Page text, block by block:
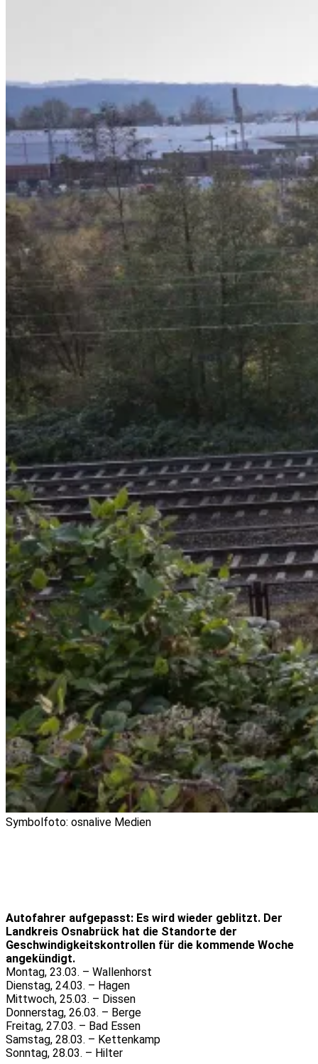
Symbolfoto: osnalive Medien
Autofahrer aufgepasst: Es wird wieder geblitzt. Der
Landkreis Osnabrück hat die Standorte der
Geschwindigkeitskontrollen für die kommende Woche
angekündigt.
Montag, 23.03. – Wallenhorst
Dienstag, 24.03. – Hagen
Mittwoch, 25.03. – Dissen
Donnerstag, 26.03. – Berge
Freitag, 27.03. – Bad Essen
Samstag, 28.03. – Kettenkamp
Sonntag, 28.03. – Hilter